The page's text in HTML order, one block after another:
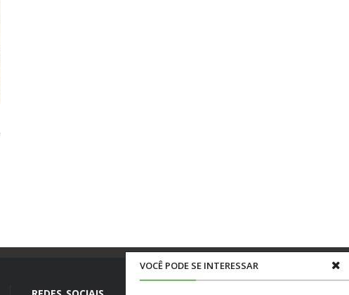
VOCÊ PODE SE INTERESSAR